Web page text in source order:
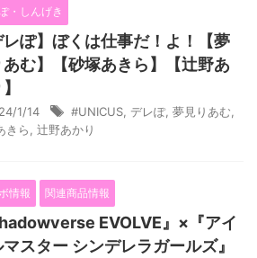
・しんげき
レぽ】ぼくは仕事だ！よ！【夢
あむ】【砂塚あきら】【辻野あ
1/14 #UNICUS デレぽ, 夢見りあむ
きら
辻野あかり
情報 関連商品情報
EVOLVE』×『アイ
マスター シンデレラガールズ』